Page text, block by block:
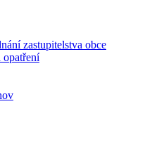
zastupitelstva obce
opatření